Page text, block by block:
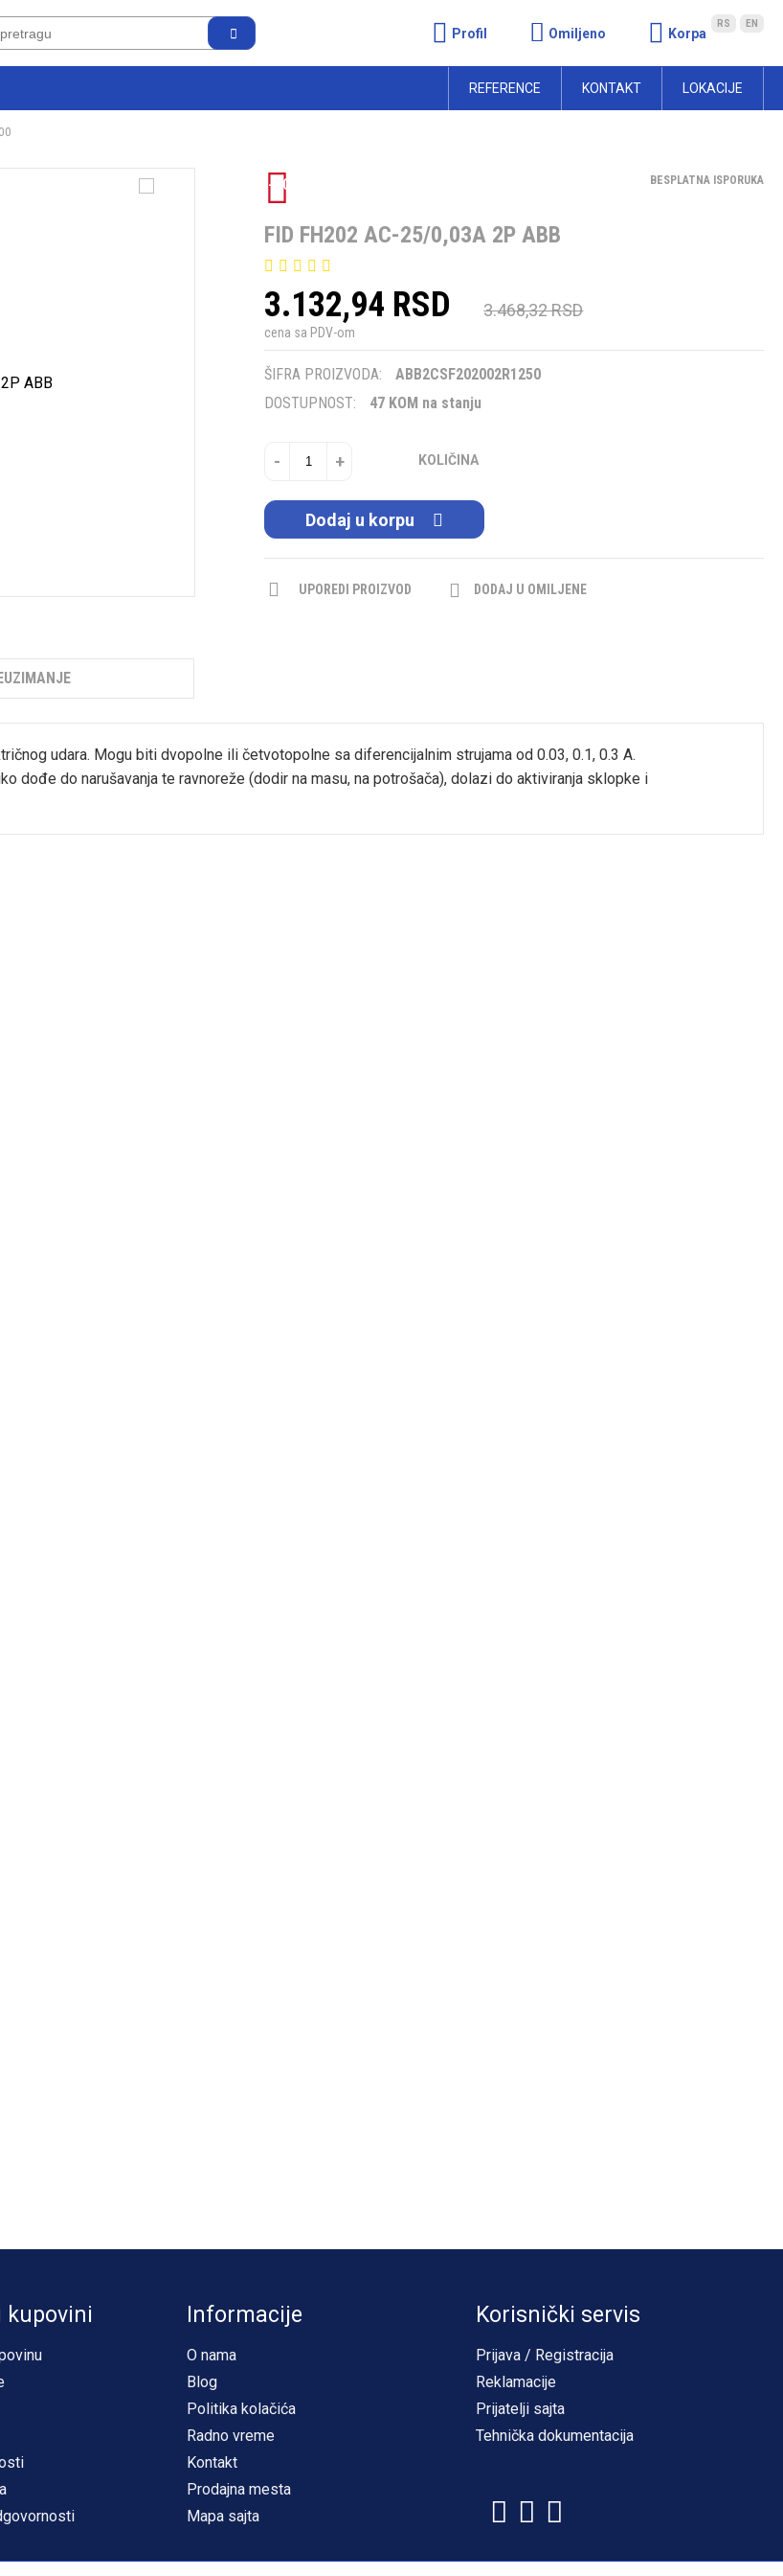
Profil Omiljeno Korpa
RS EN
REFERENCE KONTAKT LOKACIJE
-10% BESPLATNA ISPORUKA
FID FH202 AC-25/0,03A 2P ABB
3.132,94 RSD 3.468,32 RSD
cena sa PDV-om
ŠIFRA PROIZVODA:
ABB2CSF202002R1250
DOSTUPNOST:
47 KOM na stanju
- + KOLIČINA
Dodaj u korpu
UPOREDI PROIZVOD DODAJ U OMILJENE
udara. Mogu biti dvopolne ili četvotopolne sa diferencijalnim strujama od 0.03, 0.1, 0.3 A.
dođe do narušavanja te ravnoreže (dodir na masu, na potrošača), dolazi do aktiviranja sklopke i
kupovini Informacije
O nama
Blog
Politika kolačića
Radno vreme
Kontakt
Prodajna mesta
Mapa sajta
Korisnički servis
Prijava / Registracija
Reklamacije
Prijatelji sajta
Tehnička dokumentacija